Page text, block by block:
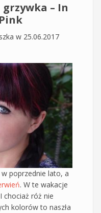
– In
w 25.06.2017
w poprzednie lato, a
. W te wakacje
chociaż róż nie
kolorów to naszła